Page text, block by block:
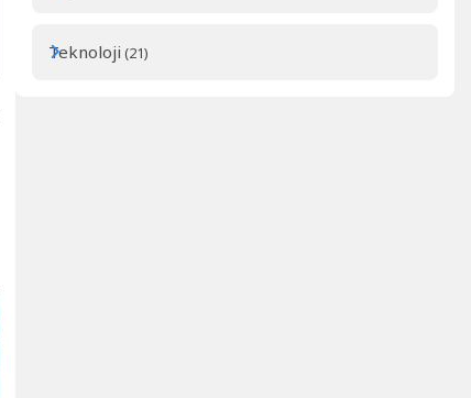
Teknoloji (21)